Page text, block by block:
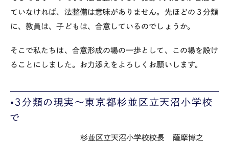
ていなければ、法整備は意味がありません。先ほどの３分類
に、教員は、子どもは、合意しているのでしょうか。
そこで私たちは、合意形成の場の一歩として、この場を設け
ることにしました。お力添えをよろしくお願いします。
▪️３分類の現実〜東京都杉並区立天沼小学校
で
杉並区立天沼小学校校長 薩摩博之